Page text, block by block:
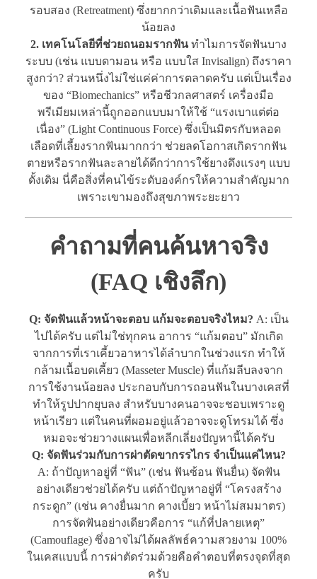
รอบสอง (Retreatment) ซึ่งยากกว่าเดิมและเนื้อฟันเหลือ
น้อยลง
2. เทคโนโลยีที่ช่วยถนอมรากฟันทำไมการจัดฟันบาง
ระบบ (เช่น แบบดามอน หรือ แบบใส Invisalign) ถึงราคา
สูงกว่า? ส่วนหนึ่งไม่ใช่แค่ค่าการตลาดครับ แต่เป็นเรื่อง
ของ “Biomechanics” หรือชีวกลศาสตร์ เครื่องมือ
พรีเมียมเหล่านี้ถูกออกแบบมาให้ใช้ “แรงเบาแต่ต่อ
เนื่อง” (Light Continuous Force) ซึ่งเป็นมิตรกับหลอด
เลือดที่เลี้ยงรากฟันมากกว่า ช่วยลดโอกาสเกิดรากฟัน
ตายหรือรากฟันละลายได้ดีกว่าการใช้ยางดึงแรงๆ แบบ
ดั้งเดิม นี่คือสิ่งที่คนไข้ระดับองค์กรให้ความสำคัญมาก
เพราะเขามองถึงสุขภาพระยะยาว
คำถามที่คนค้นหาจริง
(FAQ เชิงลึก)
Q: จัดฟันแล้วหน้าจะตอบ แก้มจะตอบจริงไหม? A: เป็น
ไปได้ครับ แต่ไม่ใช่ทุกคน อาการ “แก้มตอบ” มักเกิด
จากการที่เราเคี้ยวอาหารได้ลำบากในช่วงแรก ทำให้
กล้ามเนื้อบดเคี้ยว (Masseter Muscle) ที่แก้มลีบลงจาก
การใช้งานน้อยลง ประกอบกับการถอนฟันในบางเคสที่
ทำให้รูปปากยุบลง สำหรับบางคนอาจจะชอบเพราะดู
หน้าเรียว แต่ในคนที่ผอมอยู่แล้วอาจจะดูโทรมได้ ซึ่ง
หมอจะช่วยวางแผนเพื่อหลีกเลี่ยงปัญหานี้ได้ครับ
Q: จัดฟันร่วมกับการผ่าตัดขากรรไกร จำเป็นแค่ไหน?
A: ถ้าปัญหาอยู่ที่ “ฟัน” (เช่น ฟันซ้อน ฟันยื่น) จัดฟัน
อย่างเดียวช่วยได้ครับ แต่ถ้าปัญหาอยู่ที่ “โครงสร้าง
กระดูก” (เช่น คางยื่นมาก คางเบี้ยว หน้าไม่สมมาตร)
การจัดฟันอย่างเดียวคือการ “แก้ที่ปลายเหตุ”
(Camouflage) ซึ่งอาจไม่ได้ผลลัพธ์ความสวยงาม 100%
ในเคสแบบนี้ การผ่าตัดร่วมด้วยคือคำตอบที่ตรงจุดที่สุด
ครับ